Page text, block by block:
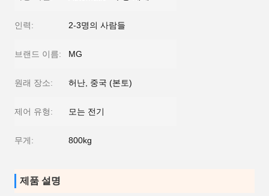
인력: 2-3명의 사람들
브랜드 이름: MG
원래 장소: 허난, 중국 (본토)
제어 유형: 모는 전기
무게: 800kg
제품 설명